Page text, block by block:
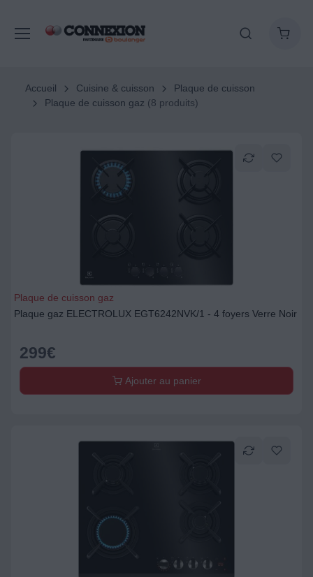
Accueil Cuisine & cuisson
Plaque de cuisson
Plaque de cuisson gaz (8 produits)
Plaque de cuisson gaz
Plaque gaz ELECTROLUX EGT6242NVK/1 - 4 foyers Verre Noir
299€
Ajouter au panier